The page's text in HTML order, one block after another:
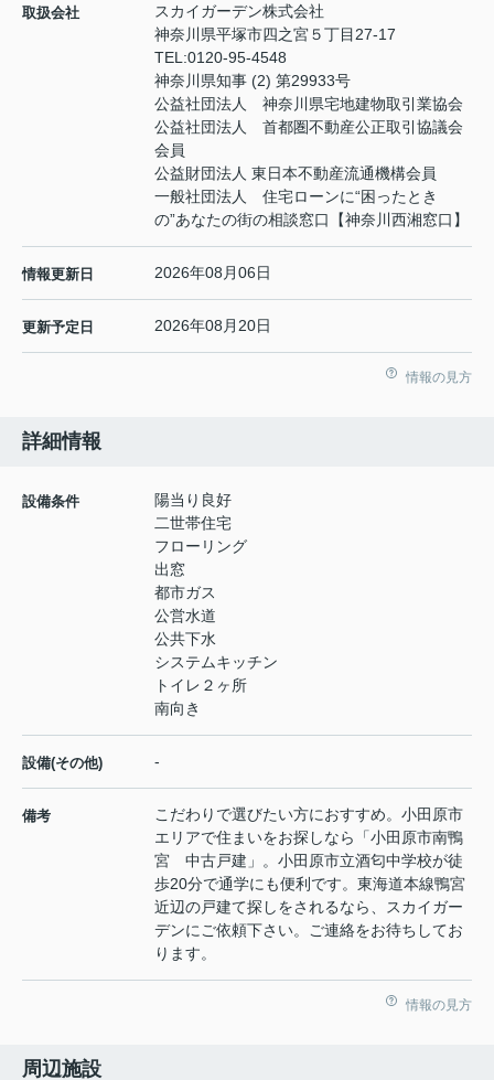
取扱会社
スカイガーデン株式会社
神奈川県平塚市四之宮５丁目27-17
TEL:0120-95-4548
神奈川県知事 (2) 第29933号
公益社団法人 神奈川県宅地建物取引業協会
公益社団法人 首都圏不動産公正取引協議会
会員
公益財団法人 東日本不動産流通機構会員
一般社団法人 住宅ローンに“困ったとき
の”あなたの街の相談窓口【神奈川西湘窓口】
情報更新日 2026年08月06日
更新予定日 2026年08月20日
情報の見方
詳細情報
設備条件
陽当り良好
二世帯住宅
フローリング
出窓
都市ガス
公営水道
公共下水
システムキッチン
トイレ２ヶ所
南向き
設備(その他) -
備考
こだわりで選びたい方におすすめ。小田原市
エリアで住まいをお探しなら「小田原市南鴨
宮 中古戸建」。小田原市立酒匂中学校が徒
歩20分で通学にも便利です。東海道本線鴨宮
近辺の戸建て探しをされるなら、スカイガー
デンにご依頼下さい。ご連絡をお待ちしてお
ります。
情報の見方
周辺施設